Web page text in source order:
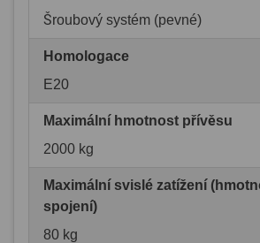
Šroubový systém (pevné)
Homologace
E20
Maximální hmotnost přívěsu
2000 kg
Maximální svislé zatížení
spojení)
80 kg